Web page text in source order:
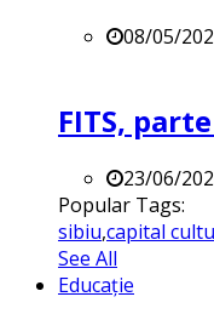
08/05/
FITS,
23/06/
Popular Tags:
sibiu,capital
See All
Educație